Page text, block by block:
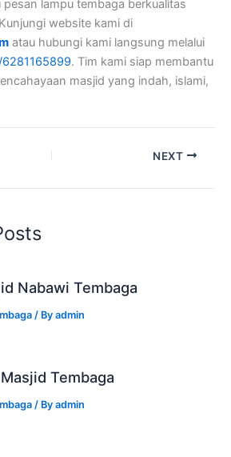
pesan lampu tembaga berkualitas
website kami di
atau hubungi kami langsung melalui
. Tim kami siap membantu
masjid yang indah, islami,
NEXT
Nabawi Tembaga
/ Byadmin
Tembaga
/ Byadmin